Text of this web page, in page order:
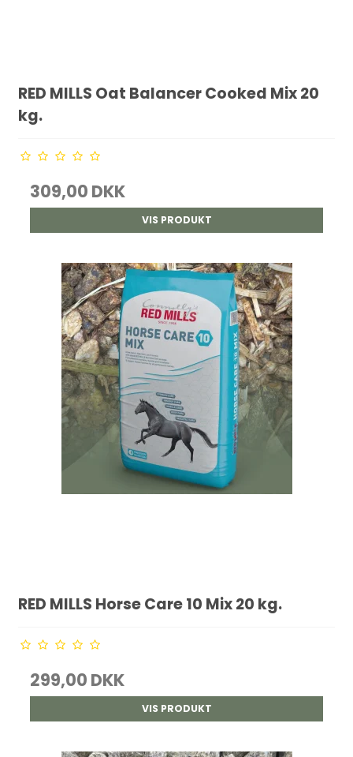
RED MILLS Oat Balancer Cooked Mix 20
kg.
309,00 DKK
VIS PRODUKT
RED MILLS Horse Care 10 Mix 20 kg.
299,00 DKK
VIS PRODUKT